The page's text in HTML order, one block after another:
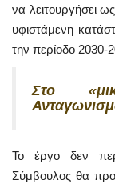
να λειτουργήσει
υφιστάμενη
την περίοδο 2030-
Στο
Το έργο δεν
Σύμβουλος θα